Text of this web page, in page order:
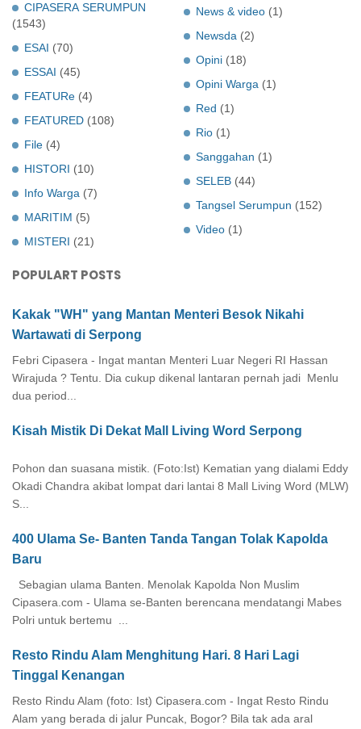
CIPASERA SERUMPUN
(1543)
ESAI (70)
ESSAI (45)
FEATURe (4)
FEATURED (108)
File (4)
HISTORI (10)
Info Warga (7)
MARITIM (5)
MISTERI (21)
News & video (1)
Newsda (2)
Opini (18)
Opini Warga (1)
Red (1)
Rio (1)
Sanggahan (1)
SELEB (44)
Tangsel Serumpun (152)
Video (1)
POPULART POSTS
Kakak "WH" yang Mantan Menteri Besok Nikahi
Wartawati di Serpong
Febri Cipasera - Ingat mantan Menteri Luar Negeri RI Hassan
Wirajuda ? Tentu. Dia cukup dikenal lantaran pernah jadi Menlu
dua period...
Kisah Mistik Di Dekat Mall Living Word Serpong
Pohon dan suasana mistik. (Foto:Ist) Kematian yang dialami Eddy
Okadi Chandra akibat lompat dari lantai 8 Mall Living Word (MLW)
S...
400 Ulama Se- Banten Tanda Tangan Tolak Kapolda
Baru
Sebagian ulama Banten. Menolak Kapolda Non Muslim
Cipasera.com - Ulama se-Banten berencana mendatangi Mabes
Polri untuk bertemu ...
Resto Rindu Alam Menghitung Hari. 8 Hari Lagi
Tinggal Kenangan
Resto Rindu Alam (foto: Ist) Cipasera.com - Ingat Resto Rindu
Alam yang berada di jalur Puncak, Bogor? Bila tak ada aral